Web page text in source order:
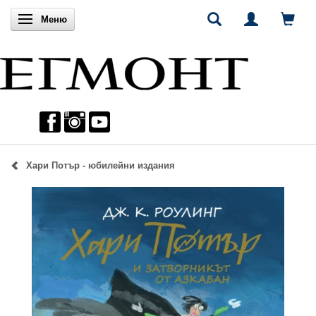
Включи навигацията
Меню
Хари Потър - юбилейни издания